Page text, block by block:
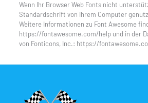
Wenn Ihr Browser Web Fonts nicht
Standardschrift von Ihrem Computer
Weitere Informationen zu Font Awesome
https://fontawesome.com/help und in der
von Fonticons, Inc.: https://